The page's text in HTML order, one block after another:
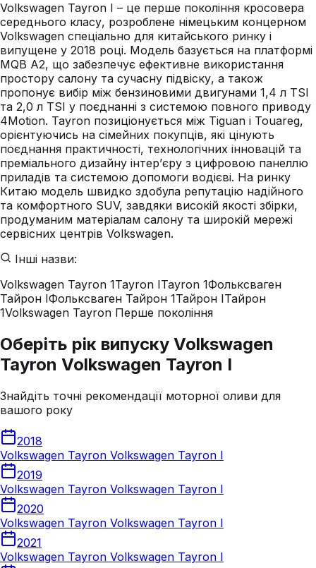
Volkswagen Tayron I – це перше покоління кросовера
середнього класу, розроблене німецьким концерном
Volkswagen спеціально для китайського ринку і
випущене у 2018 році. Модель базується на платформі
MQB A2, що забезпечує ефективне використання
простору салону та сучасну підвіску, а також
пропонує вибір між бензиновими двигунами 1,4 л TSI
та 2,0 л TSI у поєднанні з системою повного приводу
4Motion. Tayron позиціонується між Tiguan і Touareg,
орієнтуючись на сімейних покупців, які цінують
поєднання практичності, технологічних інновацій та
преміального дизайну інтер’єру з цифровою панеллю
приладів та системою допомоги водієві. На ринку
Китаю модель швидко здобула репутацію надійного
та комфортного SUV, завдяки високій якості збірки,
продуманим матеріалам салону та широкій мережі
сервісних центрів Volkswagen.
Інші назви:
Volkswagen Tayron 1Tayron ITayron 1Фольксваген
Тайрон IФольксваген Тайрон 1Тайрон IТайрон
1Volkswagen Tayron Перше покоління
Оберіть рік випуску Volkswagen
Tayron Volkswagen Tayron I
Знайдіть точні рекомендації моторної оливи для
вашого року
2018
Volkswagen Tayron Volkswagen Tayron I
2019
Volkswagen Tayron Volkswagen Tayron I
2020
Volkswagen Tayron Volkswagen Tayron I
2021
Volkswagen Tayron Volkswagen Tayron I